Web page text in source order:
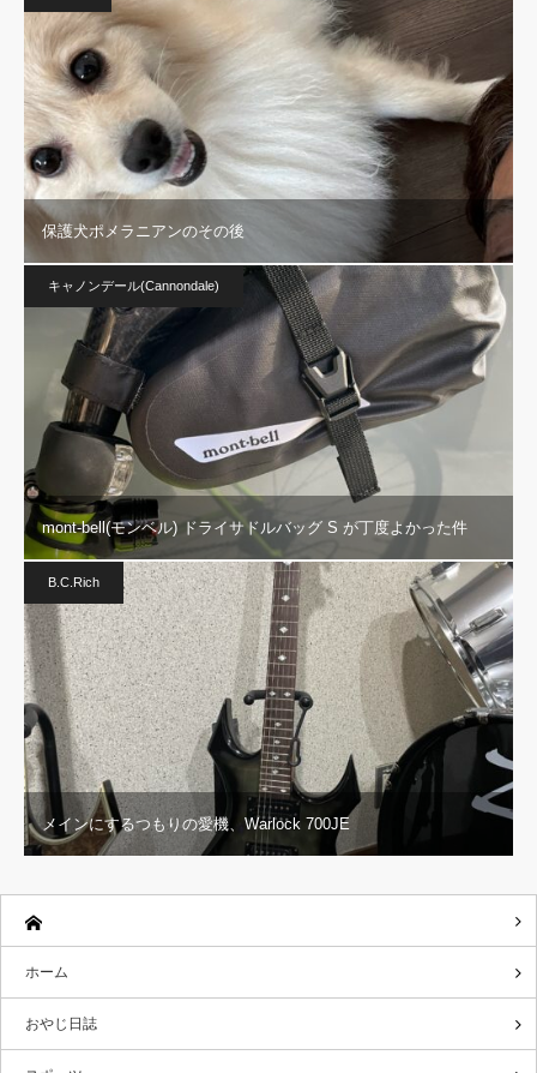
保護犬ポメラニアンのその後
キャノンデール(Cannondale)
mont-bell(モンベル) ドライサドルバッグ S が丁度よかった件
B.C.Rich
メインにするつもりの愛機、Warlock 700JE
ホーム
おやじ日誌